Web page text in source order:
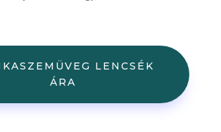
LENCSÉK
ÁRA